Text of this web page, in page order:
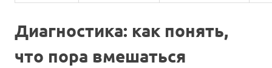
Диагностика: как понять,
что пора вмешаться